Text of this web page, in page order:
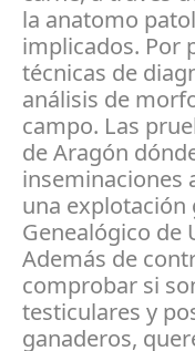
la anatomo
implicados. Por
técnicas de
análisis de
campo. Las
de Aragón
inseminaciones
una explotación
Genealógico de
Además de
comprobar si
testiculares y
ganaderos,